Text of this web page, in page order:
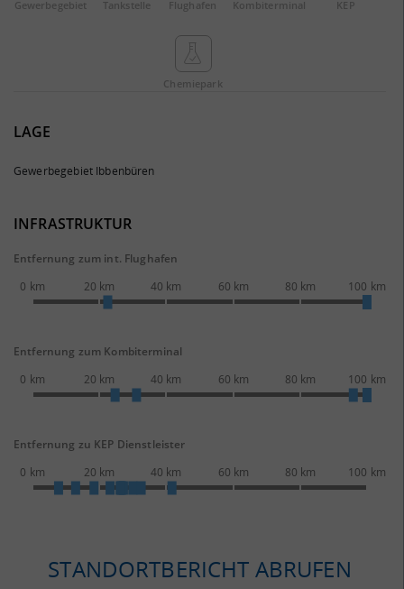
Gewerbe­gebiet Tankstelle Flughafen Kombi­terminal KEP
Chemie­park
LAGE
Gewerbegebiet Ibbenbüren
INFRASTRUKTUR
Entfernung zum int. Flughafen
0 km
20 km 40 km 60 km 80 km 100 km
Entfernung zum Kombiterminal
0 km
20 km 40 km 60 km 80 km 100 km
Entfernung zu KEP Dienstleister
0 km
20 km 40 km 60 km 80 km 100 km
STANDORTBERICHT ABRUFEN